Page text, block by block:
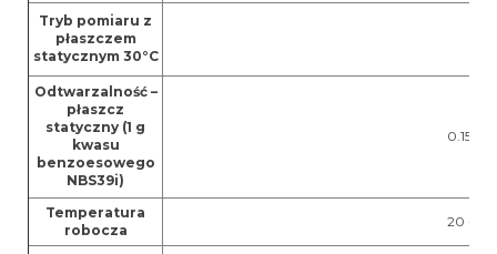
Tryb pomiaru z
płaszczem
statycznym 30°C
Odtwarzalność –
płaszcz
statyczny (1 g
kwasu
benzoesowego
NBS39i)
0.15
Temperatura
robocza
20 - 30